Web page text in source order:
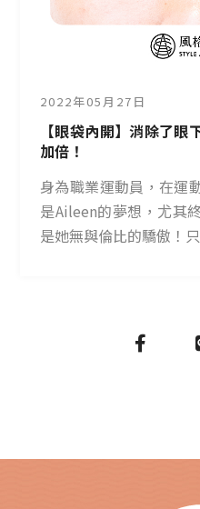
2022年05月27日
【眼袋內開】消除了
加倍！
身為職業運動員，在運
是Aileen的夢想，尤其
是她無與倫比的驕傲！